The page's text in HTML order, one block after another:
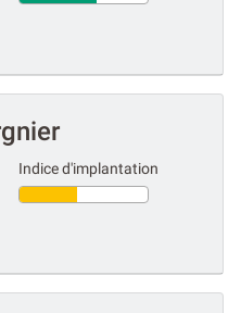
Indice d'implantation